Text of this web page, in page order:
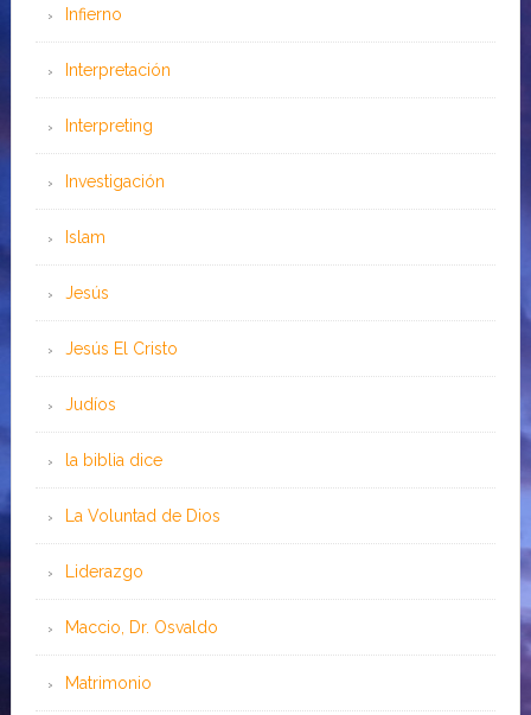
Infierno
Interpretación
Interpreting
Investigación
Islam
Jesús
Jesús El Cristo
Judíos
la biblia dice
La Voluntad de Dios
Liderazgo
Maccio, Dr. Osvaldo
Matrimonio